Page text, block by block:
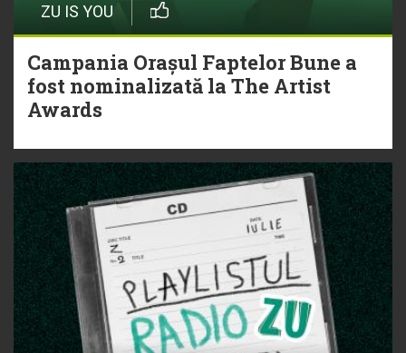
ZU IS YOU
Campania Orașul Faptelor Bune a
fost nominalizată la The Artist
Awards